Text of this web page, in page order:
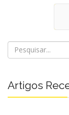
Artigos